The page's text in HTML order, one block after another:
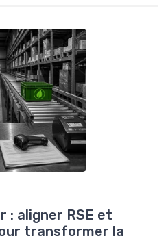
: aligner RSE et
transformer la